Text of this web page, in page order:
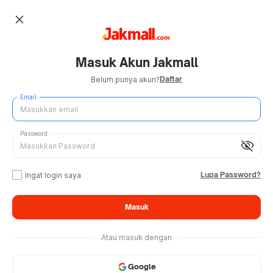
close
Masuk Akun Jakmall
Belum punya akun?Daftar
Email
visibility_off
Password
Ingat login saya Lupa Password?
Masuk
Atau masuk dengan
Google